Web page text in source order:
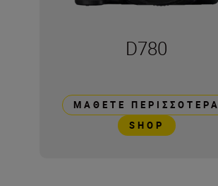
D780
ΜΆΘΕΤΕ ΠΕΡΙΣΣΌΤΕΡΑ
SHOP